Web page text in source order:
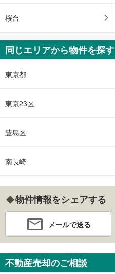
桜台
同じエリアから物件を探す
東京都
東京23区
豊島区
南長崎
物件情報をシェアする
メールで送る
不動産売却のご相談